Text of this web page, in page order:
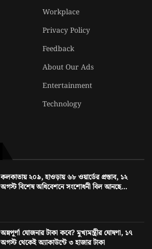
Workplace
Privacy Policy
Feedback
About Our Ads
Entertainment
Technology
কলকাতায় ২০৯, হাওড়ায় ৬৮ ওয়ার্ডের প্রস্তাব, ১২
অগস্ট বিশেষ অধিবেশনে সংশোধনী বিল আনছে...
অন্নপূর্ণা যোজনার টাকা কবে? মুখ্যমন্ত্রীর ঘোষণা, ১৭
অগস্ট থেকেই অ্যাকাউন্টে ৩ হাজার টাকা